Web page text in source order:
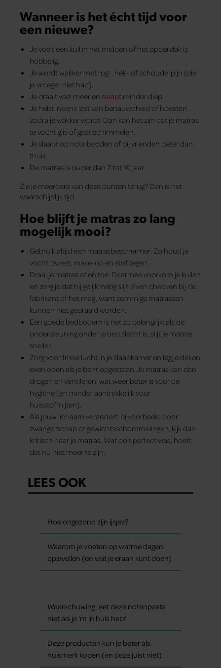
Wanneer is het écht tijd voor
een nieuwe?
Je voelt een kuil in het midden of het oppervlak is
hobbelig.
Je wordt wakker met rug-, nek- of schouderpijn (die
je vroeger niet had).
Je draait veel meer en slaapt minder diep.
Je hebt ineens last van benauwdheid of hoesten
zodra je wakker wordt. Dan kan het zijn dat je matras
te vochtig is of gaat schimmelen.
Je slaapt op hotelbedden of bij vrienden beter dan
thuis.
De matras is ouder dan 7 tot 10 jaar.
Zie je meerdere van deze punten terug? Dan is het
waarschijnlijk tijd.
Hoe blijft je matras zo lang
mogelijk mooi?
Gebruik altijd een matrasbeschermer. Zo houd je
vocht, zweet, make-up en stof tegen.
Draai je matras af en toe. Daarmee voorkom je kuilen
en zorg je dat hij gelijkmatig slijt. Even checken bij de
fabrikant of het mag, want sommige matrassen
kunnen niet gedraaid worden.
Een goede bedbodem is net zo belangrijk: als de
ondersteuning onder je bed slecht is, slijt je matras
sneller.
Zorg voor frisse lucht in je slaapkamer en leg je deken
even open als je bent opgestaan. Je matras kan dan
drogen en ventileren, wat weer beter is voor de
hygiëne (en minder aantrekkelijk voor
huisstofmijten).
Als jouw lichaam verandert, bijvoorbeeld door
zwangerschap of gewichtsschommelingen, kijk dan
kritisch naar je matras. Wat ooit perfect was, hoeft
dat nu niet meer te zijn.
LEES OOK
Hoe ongezond zijn ijsjes?
Waarom je voeten op warme dagen
opzwellen (en wat je eraan kunt doen)
Waarschuwing: eet deze notenpasta
niet als je ‘m in huis hebt
Deze producten kun je beter als
huismerk kopen (en deze juist niet)